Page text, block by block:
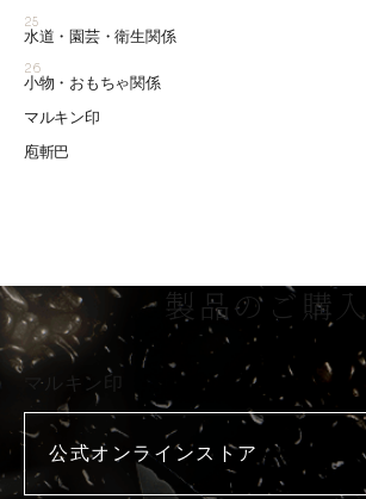
25
水道・園芸・衛生関係
26
小物・おもちゃ関係
マルキン印
庖斬巴
製品のご購入
マルキン印
公式オンラインストア